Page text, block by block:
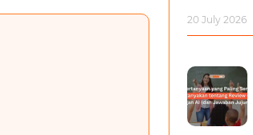
20 July 2026